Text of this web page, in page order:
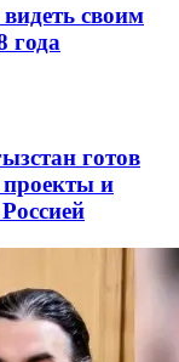
своим
года
готов
проекты и